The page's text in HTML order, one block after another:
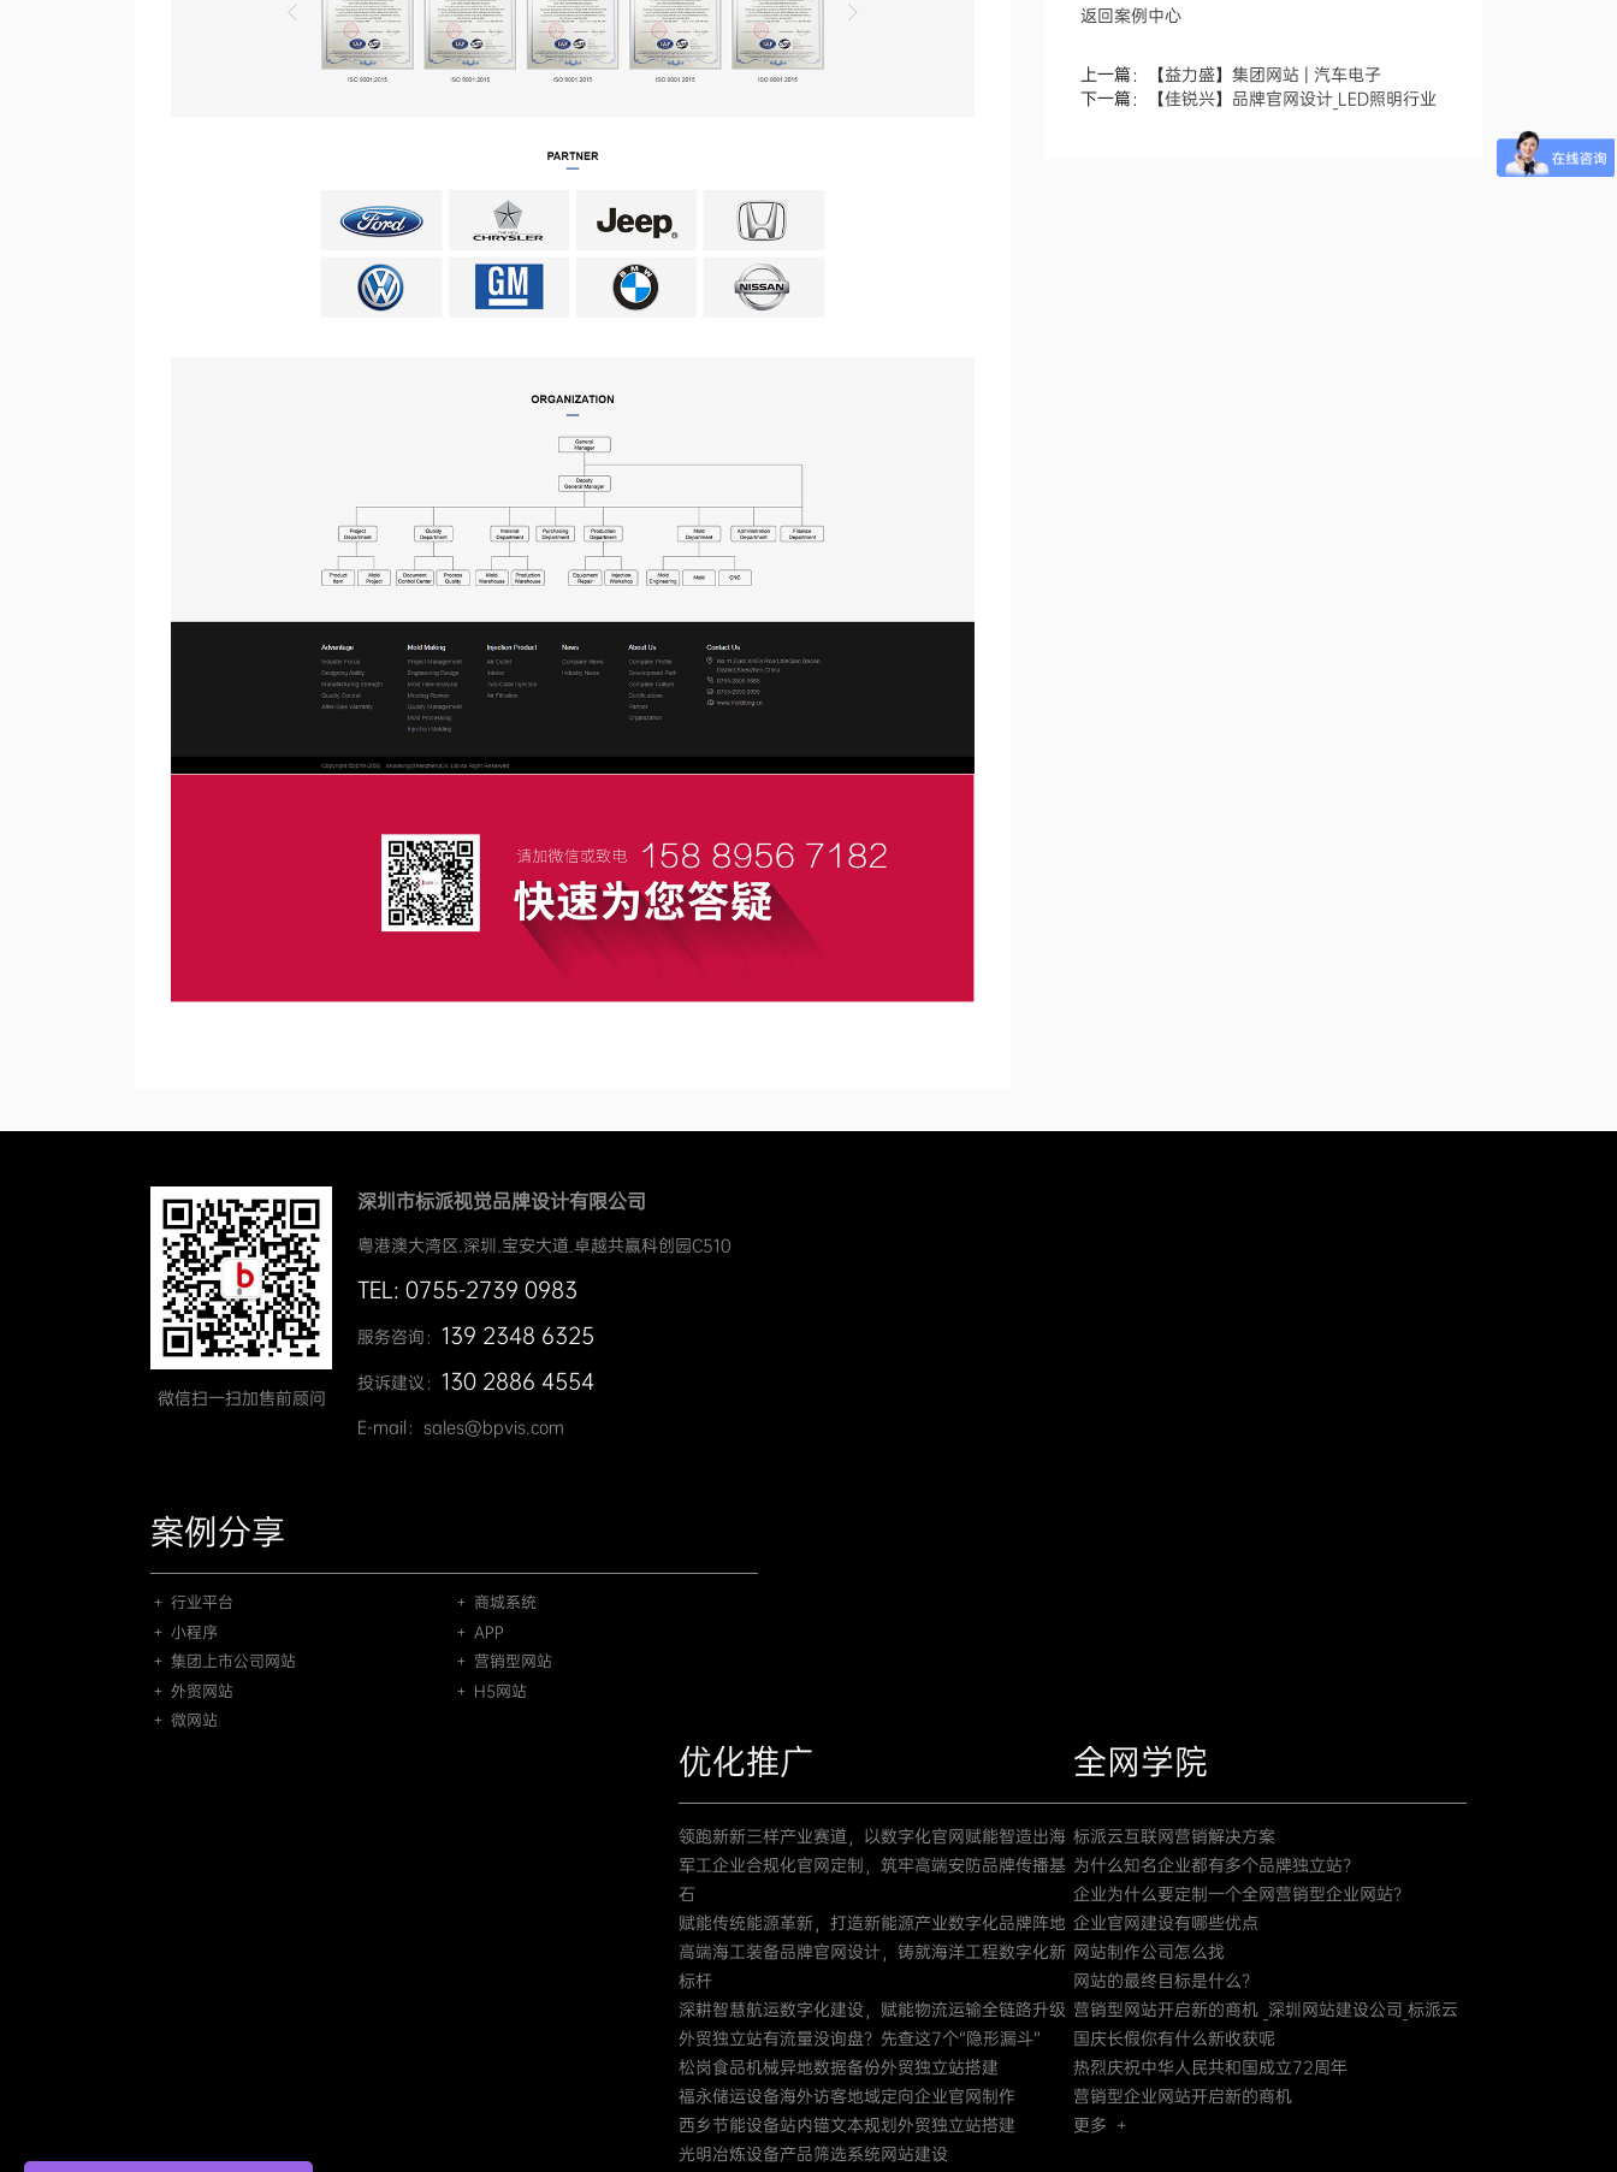
返回案例中心
上一篇：
【益力盛】集团网站 | 汽车电子
下一篇：
【佳锐兴】品牌官网设计_LED照明行业
微信扫一扫加售前顾问
深圳市标派视觉品牌设计有限公司
粤港澳大湾区.深圳.宝安大道.卓越共赢科创园C510
TEL: 0755-2739 0983
服务咨询： 139 2348 6325
投诉建议： 130 2886 4554
E-mail：sales@bpvis.com
案例分享
＋ 行业平台
＋ 商城系统
＋ 小程序
＋ APP
＋ 集团上市公司网站
＋ 营销型网站
＋ 外贸网站
＋ H5网站
＋ 微网站
优化推广
领跑新新三样产业赛道，以数字化官网赋能智造出海
军工企业合规化官网定制，筑牢高端安防品牌传播基
石
赋能传统能源革新，打造新能源产业数字化品牌阵地
高端海工装备品牌官网设计，铸就海洋工程数字化新
标杆
深耕智慧航运数字化建设，赋能物流运输全链路升级
外贸独立站有流量没询盘？先查这7个“隐形漏斗”
松岗食品机械异地数据备份外贸独立站搭建
福永储运设备海外访客地域定向企业官网制作
西乡节能设备站内锚文本规划外贸独立站搭建
光明冶炼设备产品筛选系统网站建设
全网学院
标派云互联网营销解决方案
为什么知名企业都有多个品牌独立站？
企业为什么要定制一个全网营销型企业网站？
企业官网建设有哪些优点
网站制作公司怎么找
网站的最终目标是什么？
营销型网站开启新的商机 _深圳网站建设公司_标派云
国庆长假你有什么新收获呢
热烈庆祝中华人民共和国成立72周年
营销型企业网站开启新的商机
更多 +